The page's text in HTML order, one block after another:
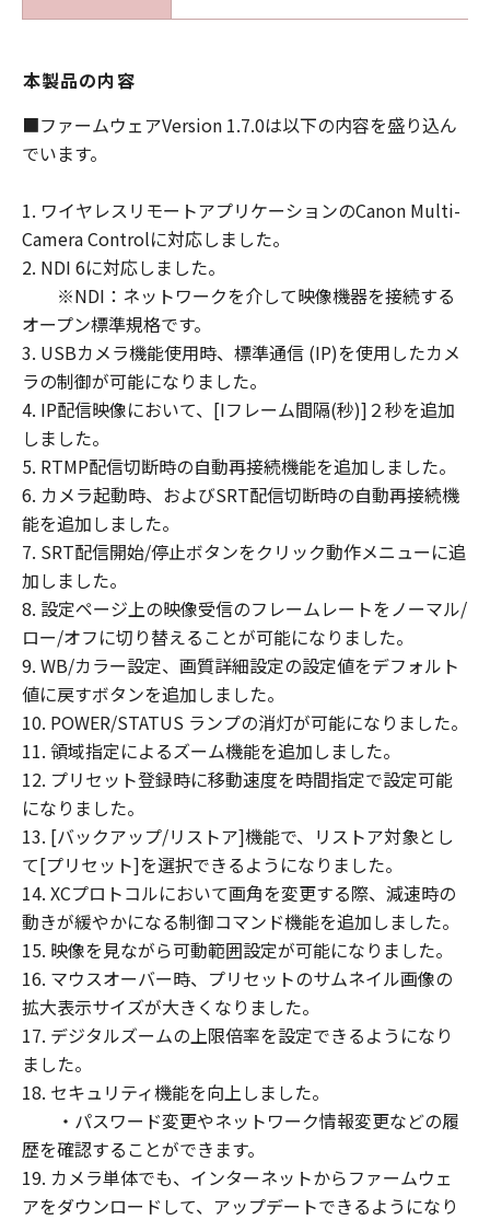
店、ならびにキヤノンのライセンサーは、
認められる限り、第三者の権利の非侵害
性、商品性および特定の目的への適合性の
保証または「本ファームウェア」に欠陥が
ないことを含め、いかなる保証も、明示た
ると黙示たるとを問わず一切しないものと
します。
(2) キヤノン、キヤノンの子会社、キヤノン
の関連会社、それらの販売代理店および販
売店、ならびにキヤノンのライセンサーの
いずれも、「本ファームウェア」の使用ま
たは使用不能から生ずるいかなる損害（逸
失利益およびその他の派生的または付随的
な損害を含むがこれらに限定されない全て
の損害を言います。）について、一切の責
任を負わないものとします。お客様は、ご
自身の裁量とリスクで「本ファームウェ
ア」を使用するものとし、「本ファームウ
ェア」を使用することから生じた、使用コ
ンピュータの損傷、データ損失またはお客
様と第三者との間に生じるいかなる紛争に
ついても、お客様のみが全責任を負いま
す。
(3) キヤノン、キヤノンの子会社、キヤノン
の関連会社、それらの販売代理店および販
売店、ならびにキヤノンのライセンサーの
いずれも、「本契約」の債務不履行または
不法行為によりお客様に生じるいかなる損
害（通常損害、特別な事情から生じた損
害、およびその他の結果的損害を含みま
す。かかる結果を予見し得た場合も含みま
す。）について、適用法で認められる限
り、一切責任を負わないものとします。
(4) キヤノン、キヤノンの子会社、キヤノン
の関連会社、それらの販売代理店および販
売店、ならびにキヤノンのライセンサーの
お客様に対する損害賠償の責任は、当該原
因の直接的結果として現実に発生した損害
に対する、「本ファームウェア」の利用の
ためにお客様が支払った金額を上限とする
金銭賠償責任に限定されるものとします。
本製品の内容
■ファームウェアVersion 1.7.0は以下の内容を盛り込ん
でいます。
1. ワイヤレスリモートアプリケーションのCanon Multi-
Camera Controlに対応しました。
2. NDI 6に対応しました。
※NDI：ネットワークを介して映像機器を接続する
オープン標準規格です。
3. USBカメラ機能使用時、標準通信 (IP)を使用したカメ
ラの制御が可能になりました。
4. IP配信映像において、[Iフレーム間隔(秒)]２秒を追加
しました。
5. RTMP配信切断時の自動再接続機能を追加しました。
6. カメラ起動時、およびSRT配信切断時の自動再接続機
能を追加しました。
7. SRT配信開始/停止ボタンをクリック動作メニューに追
加しました。
8. 設定ページ上の映像受信のフレームレートをノーマル/
ロー/オフに切り替えることが可能になりました。
9. WB/カラー設定、画質詳細設定の設定値をデフォルト
値に戻すボタンを追加しました。
10. POWER/STATUS ランプの消灯が可能になりました。
11. 領域指定によるズーム機能を追加しました。
12. プリセット登録時に移動速度を時間指定で設定可能
になりました。
13. [バックアップ/リストア]機能で、リストア対象とし
て[プリセット]を選択できるようになりました。
14. XCプロトコルにおいて画角を変更する際、減速時の
動きが緩やかになる制御コマンド機能を追加しました。
15. 映像を見ながら可動範囲設定が可能になりました。
16. マウスオーバー時、プリセットのサムネイル画像の
拡大表示サイズが大きくなりました。
17. デジタルズームの上限倍率を設定できるようになり
ました。
18. セキュリティ機能を向上しました。
・パスワード変更やネットワーク情報変更などの履
歴を確認することができます。
19. カメラ単体でも、インターネットからファームウェ
アをダウンロードして、アップデートできるようになり